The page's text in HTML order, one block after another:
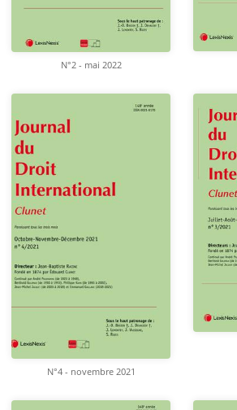
N°2 - mai 2022
N°4 - novembre 2021